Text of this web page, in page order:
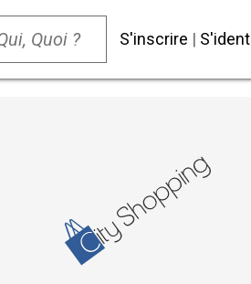
S'inscrire |